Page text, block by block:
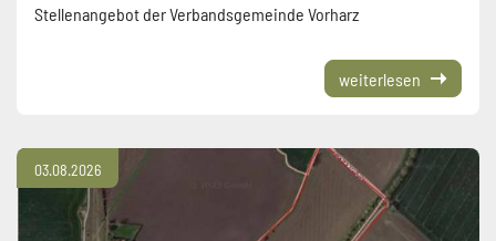
Stellenangebot der Verbandsgemeinde Vorharz
weiterlesen
03.08.2026